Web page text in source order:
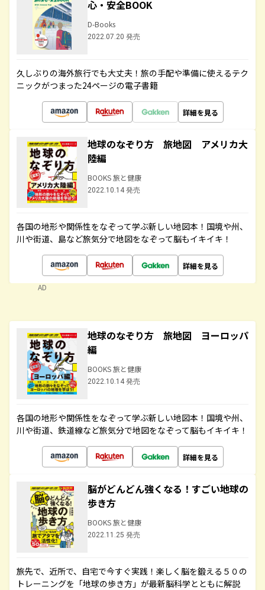
心・安全BOOK
D-Books
2022.07.20 発売
久しぶりの海外旅行でも大丈夫！旅の手配や準備に使えるテク
ニックがつまった24ページの電子書籍
詳細を見る
地球のなぞり方 旅地図 アメリカ大
陸編
BOOKS 旅と健康
2022.10.14 発売
各国の地形や関係性をなぞって学ぶ新しい地図本！国境や州、
川や街道、島など旅気分で地図をなぞって脳もイキイキ！
詳細を見る
AD
地球のなぞり方 旅地図 ヨーロッパ
編
BOOKS 旅と健康
2022.10.14 発売
各国の地形や関係性をなぞって学ぶ新しい地図本！国境や州、
川や街道、鉄道線など旅気分で地図をなぞって脳もイキイキ！
詳細を見る
脳がどんどん強くなる！すごい地球の
歩き方
BOOKS 旅と健康
2022.11.25 発売
旅先で、近所で、自宅で今すぐ実践！楽しく脳を鍛える５０の
トレーニングを「地球の歩き方」が最新脳科学とともに解説